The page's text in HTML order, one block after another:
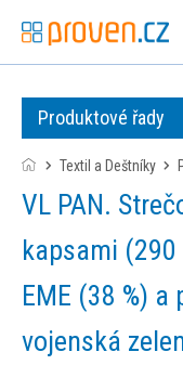
Produktové řady
Textil a Deštníky
VL PAN. Strečové kalhoty s mnoha
kapsami (290
EME (38 %) a
vojenská